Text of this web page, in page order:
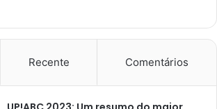
Recente Comentários